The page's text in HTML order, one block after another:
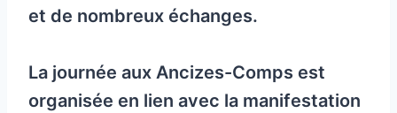
et de nombreux échanges.
La journée aux Ancizes-Comps est
organisée en lien avec la manifestation